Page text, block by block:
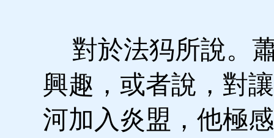
對於法犸所說。
興趣，或者說，對
河加入炎盟，他極